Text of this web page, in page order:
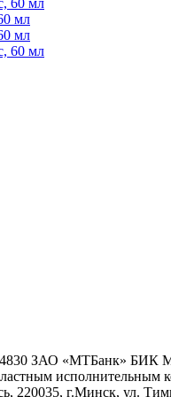
мл
мл
60 мл
4830 ЗАО «МТБанк» БИК
исполнительным
220035, г.Минск, ул.